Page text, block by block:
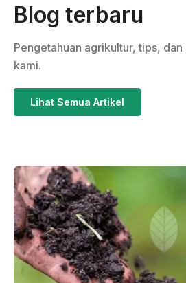
Blog terbaru
Pengetahuan agrikultur, tips,
kami.
Lihat Semua Artikel